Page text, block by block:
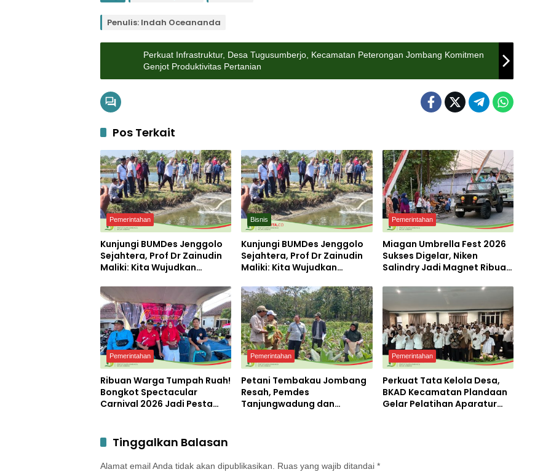
Penulis: Indah Oceananda
Perkuat Infrastruktur, Desa Tugusumberjo, Kecamatan Peterongan Jombang Komitmen
Genjot Produktivitas Pertanian
Pos Terkait
Pemerintahan
Kunjungi BUMDes Jenggolo
Sejahtera, Prof Dr Zainudin
Maliki: Kita Wujudkan
dengan Potensi Desa
Bisnis
Kunjungi BUMDes Jenggolo
Sejahtera, Prof Dr Zainudin
Maliki: Kita Wujudkan
dengan Potensi Desa
Pemerintahan
Miagan Umbrella Fest 2026
Sukses Digelar, Niken
Salindry Jadi Magnet Ribuan
Pemerintahan
Ribuan Warga Tumpah Ruah!
Bongkot Spectacular
Carnival 2026 Jadi Pesta
Pemerintahan
Petani Tembakau Jombang
Resah, Pemdes
Tanjungwadung dan
Pemerintahan
Perkuat Tata Kelola Desa,
BKAD Kecamatan Plandaan
Gelar Pelatihan Aparatur
Tinggalkan Balasan
Alamat email Anda tidak akan dipublikasikan. Ruas yang wajib ditandai *